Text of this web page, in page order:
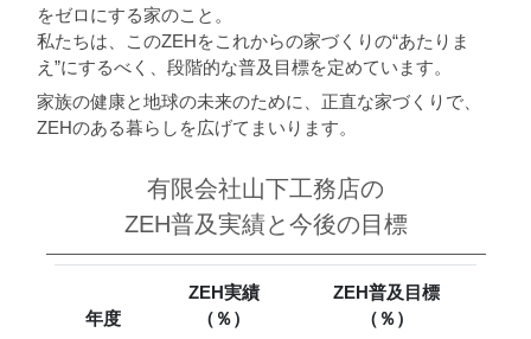
をゼロにする家のこと。
私たちは、このZEHをこれからの家づくりの“あたりま
え”にするべく、段階的な普及目標を定めています。
家族の健康と地球の未来のために、正直な家づくりで、
ZEHのある暮らしを広げてまいります。
有限会社山下工務店の
ZEH普及実績と今後の目標
年度
ZEH実績
（％）
ZEH普及目標
（％）